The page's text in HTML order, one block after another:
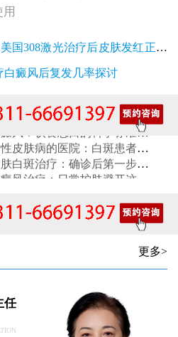
国308激光治疗后皮肤发红正常
白癜风后复发几率探讨
斑误诊后，白癜风治疗方案怎么调整才有效
斑护理指南：家属陪伴需留意的细节
风治疗：微量元素补充对康复的作用
病的医院：白斑患者康复训练指导手册
风稳定期移植手术：需要满足哪些条件？
风：饮食忌口的科学标准是什么
肤病的医院：白斑患者线上复诊操作步骤
白斑治疗：确诊后第一步该做什么
治疗：日常护肤避开这些刺激成分
风治疗：科学饮食不需要过度忌口
治疗：中药熏蒸改善微循环的作用
更多>
任